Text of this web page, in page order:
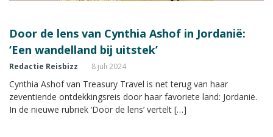
Door de lens van Cynthia Ashof in Jordanië:
‘Een wandelland bij uitstek’
Redactie Reisbizz 8 juli 2024
Cynthia Ashof van Treasury Travel is net terug van haar
zeventiende ontdekkingsreis door haar favoriete land: Jordanië.
In de nieuwe rubriek ‘Door de lens’ vertelt […]